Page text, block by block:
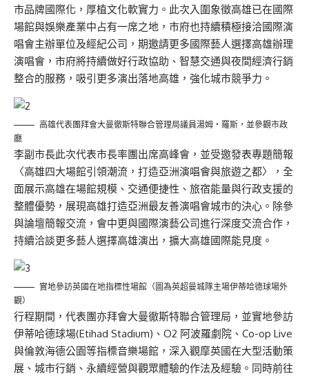
市品牌國際化，厚植文化軟實力。此次入圍象徵高雄已在國際
場館與娛樂產業中占有一席之地，市府也持續積極接洽國際演
唱會主辦單位及經紀公司，期邀請更多國際藝人選擇高雄辦理
演唱會，市府將持續做好行政協助、智慧交通與夜間經濟行銷
整合的服務，吸引更多演出落地高雄，強化城市競爭力。
高雄代表團拜會大曼徹斯特聯合管理局議員湯姆・羅斯，並參觀市政
廳
李副市長此次代表市長率團出席高峰會，並受邀發表專題簡報
〈高雄四大場館引領潮流，打造亞洲演唱會與旅遊之都〉，全
面展示高雄在場館規模、交通便捷性、旅宿能量與行政支援的
整體優勢，展現高雄打造亞洲最友善演唱會城市的決心。除參
與論壇簡報交流，會中更與國際演藝公司進行深度交流合作，
持續洽談更多藝人選擇高雄演出，擴大高雄國際能見度。
實地參訪英國在地指標性場館（圖為英超曼城隊主場伊蒂哈德球場外
觀）
行程期間，代表團亦拜會大曼徹斯特聯合管理局，並實地參訪
伊蒂哈德球場(Etihad Stadium)、O2 阿波羅劇院、Co-op Live
與倫敦海德公園等指標音樂場館，深入觀摩英國在大型活動策
展、城市行銷、永續經營與觀眾體驗的作法及經驗。同時前往